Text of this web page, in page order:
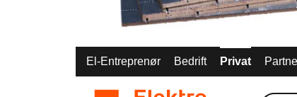
El-Entreprenør Bedrift Privat